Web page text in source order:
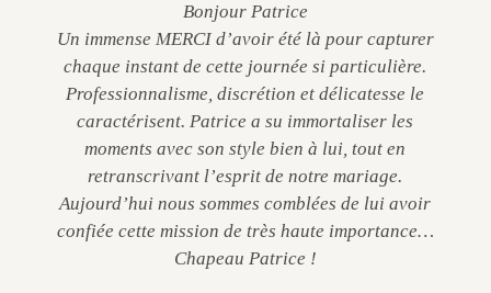
Bonjour Patrice
Un immense MERCI d’avoir été là pour capturer
chaque instant de cette journée si particulière.
Professionnalisme, discrétion et délicatesse le
caractérisent. Patrice a su immortaliser les
moments avec son style bien à lui, tout en
retranscrivant l’esprit de notre mariage.
Aujourd’hui nous sommes comblées de lui avoir
confiée cette mission de très haute importance…
Chapeau Patrice !